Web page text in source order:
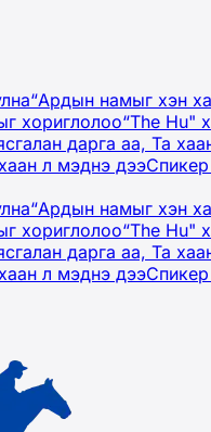
“Ардын намыг хэн
хориглолоо“The Hu"
дарга аа, Та
л мэднэ дээ
“Ардын намыг хэн
хориглолоо“The Hu"
дарга аа, Та
л мэднэ дээ